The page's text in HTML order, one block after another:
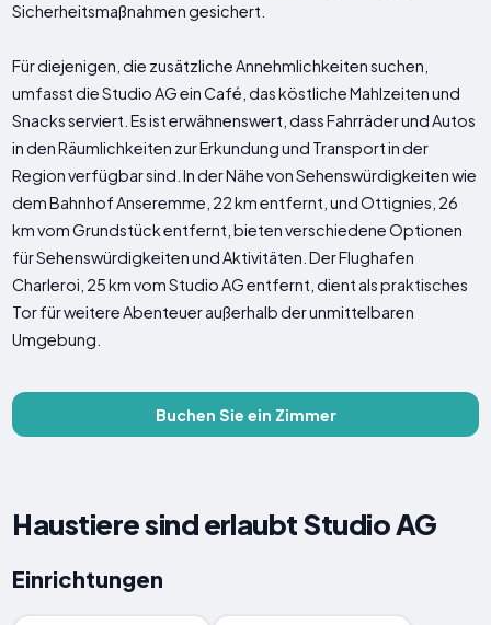
Sicherheitsmaßnahmen gesichert.
Für diejenigen, die zusätzliche Annehmlichkeiten suchen,
umfasst die Studio AG ein Café, das köstliche Mahlzeiten und
Snacks serviert. Es ist erwähnenswert, dass Fahrräder und Autos
in den Räumlichkeiten zur Erkundung und Transport in der
Region verfügbar sind. In der Nähe von Sehenswürdigkeiten wie
dem Bahnhof Anseremme, 22 km entfernt, und Ottignies, 26
km vom Grundstück entfernt, bieten verschiedene Optionen
für Sehenswürdigkeiten und Aktivitäten. Der Flughafen
Charleroi, 25 km vom Studio AG entfernt, dient als praktisches
Tor für weitere Abenteuer außerhalb der unmittelbaren
Umgebung.
Buchen Sie ein Zimmer
Haustiere sind erlaubt Studio AG
Einrichtungen